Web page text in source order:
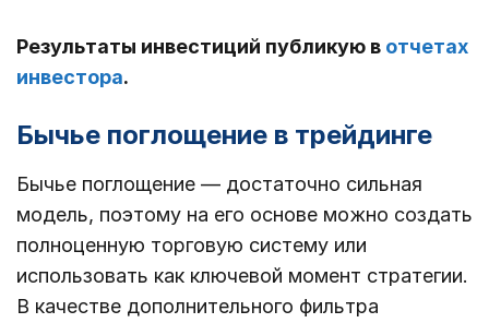
Результаты инвестиций публикую в отчетах
инвестора.
Бычье поглощение в трейдинге
Бычье поглощение ― достаточно сильная
модель, поэтому на его основе можно создать
полноценную торговую систему или
использовать как ключевой момент стратегии.
В качестве дополнительного фильтра